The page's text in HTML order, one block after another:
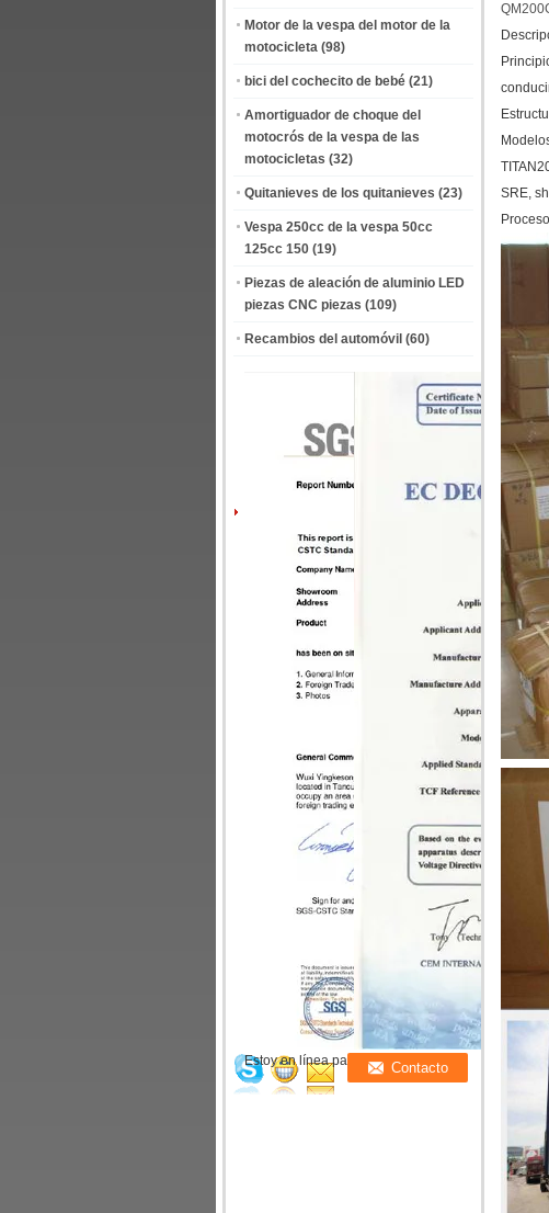
Motor de la vespa del motor de la
motocicleta (98)
bici del cochecito de bebé (21)
Amortiguador de choque del
motocrós de la vespa de las
motocicletas (32)
Quitanieves de los quitanieves (23)
Vespa 250cc de la vespa 50cc
125cc 150 (19)
Piezas de aleación de aluminio LED
piezas CNC piezas (109)
Recambios del automóvil (60)
Estoy en línea para chatear ahora
SRE,